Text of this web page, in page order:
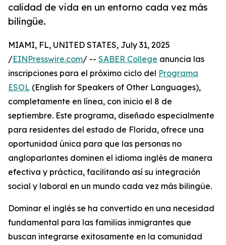
calidad de vida en un entorno cada vez más
bilingüe.
MIAMI, FL, UNITED STATES, July 31, 2025
/EINPresswire.com/ -- SABER College anuncia las
inscripciones para el próximo ciclo del Programa
ESOL (English for Speakers of Other Languages),
completamente en línea, con inicio el 8 de
septiembre. Este programa, diseñado especialmente
para residentes del estado de Florida, ofrece una
oportunidad única para que las personas no
angloparlantes dominen el idioma inglés de manera
efectiva y práctica, facilitando así su integración
social y laboral en un mundo cada vez más bilingüe.
Dominar el inglés se ha convertido en una necesidad
fundamental para las familias inmigrantes que
buscan integrarse exitosamente en la comunidad